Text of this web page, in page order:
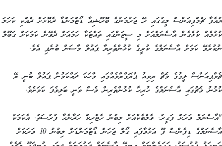
ޔުއެފާ ޗެމްޕިއަންސް ލީގުގައި ރޭ ޖަރުމަނުގެ ބޮރޫޝިއާ ޑޯޓްމަންޑާ ދެކޮޅަށް ދެއްކި ކަހަލަ
ކުޅުމެއް ކުޅެގެން އާސެނަލްއަށް މި ސީޒަންގައި ތައްޓަކާ ހަމައަށް ދެވޭނެ ކަމަކަށް ގަބޫލް
ނުކުރެވޭ ކަމަށް އާސެނަލްގެ ކުރީގެ ކުޅުންތެރިޔާ ޕައުލް މާސަން ބުނެފި އެވެ.
ޗެމްޕިއަންސް ލީގުގެ މެޗް ރިވިއު ޕްރޮގްރާމެއްގައި ވާހަކަ ދައްކަމުން ޕައުލް ބުނީ ރޭ
ކުޅުނު މެޗުގައި އާސެނަލްގެ ހުރިހާ ކުޅުންތެރިން ވެސް ވަނީ ބަލިވެފަ ކަމަށެވެ.
"އާސެނަލް ވަރަށް ފަގީރު. ވެލެބެކްއަށް ލިބުނު ހެޓްރިކް ހަދާނެހާ ފުރުސަތު. އެކަމަކު
އާސެނަލްގެ ޑިފެންސް ފޫ އަޅުވާފައި ގޯލް ޖަހަން ޑޯޓްމަންޑަށް ލިބުނު 10 ވަރަކަށް